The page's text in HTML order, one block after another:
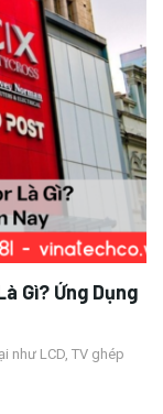
Gì? Ứng Dụng
như LCD, TV ghép